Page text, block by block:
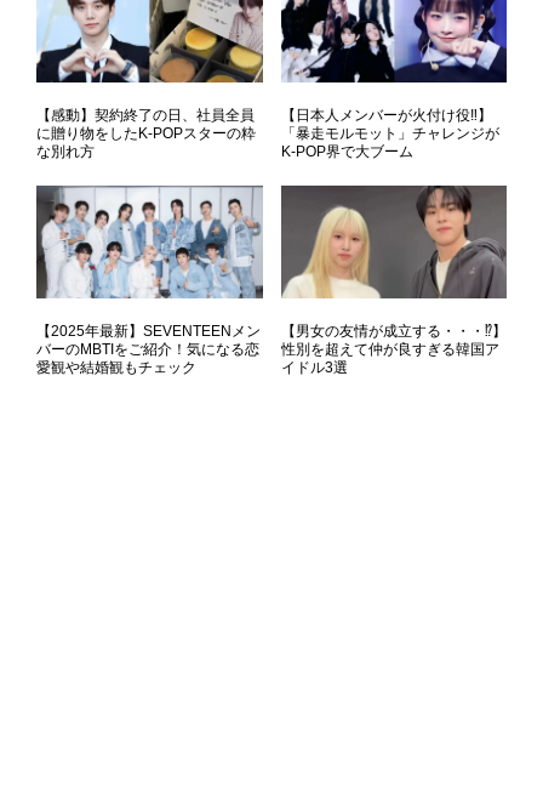
【感動】契約終了の日、社員全員
に贈り物をしたK-POPスターの粋
な別れ方
【日本人メンバーが火付け役‼】
「暴走モルモット」チャレンジが
K-POP界で大ブーム
【2025年最新】SEVENTEENメン
バーのMBTIをご紹介！気になる恋
愛観や結婚観もチェック
【男女の友情が成立する・・・⁉】
性別を超えて仲が良すぎる韓国ア
イドル3選